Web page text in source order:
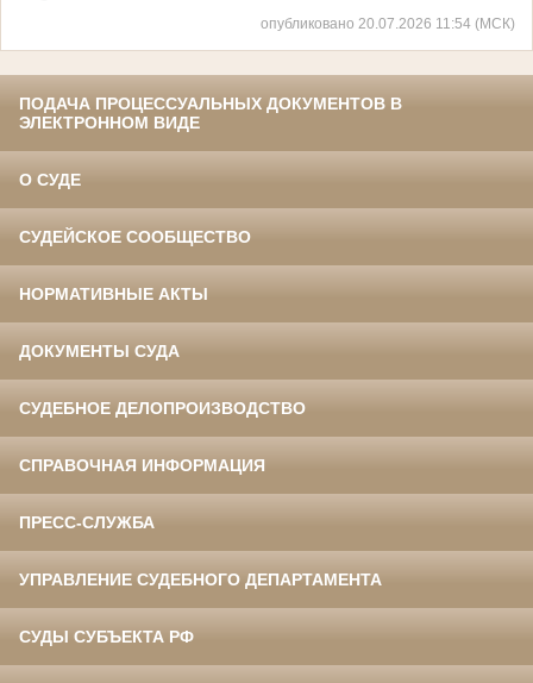
опубликовано 20.07.2026 11:54 (МСК)
ПОДАЧА ПРОЦЕССУАЛЬНЫХ ДОКУМЕНТОВ В
ЭЛЕКТРОННОМ ВИДЕ
О СУДЕ
СУДЕЙСКОЕ СООБЩЕСТВО
НОРМАТИВНЫЕ АКТЫ
ДОКУМЕНТЫ СУДА
СУДЕБНОЕ ДЕЛОПРОИЗВОДСТВО
СПРАВОЧНАЯ ИНФОРМАЦИЯ
ПРЕСС-СЛУЖБА
УПРАВЛЕНИЕ СУДЕБНОГО ДЕПАРТАМЕНТА
СУДЫ СУБЪЕКТА РФ